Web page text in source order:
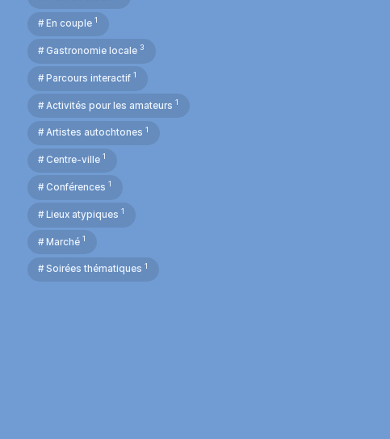
# En couple 1
# Gastronomie locale 3
# Parcours interactif 1
# Activités pour les amateurs 1
# Artistes autochtones 1
# Centre-ville 1
# Conférences 1
# Lieux atypiques 1
# Marché 1
# Soirées thématiques 1